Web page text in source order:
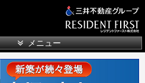
メニュー